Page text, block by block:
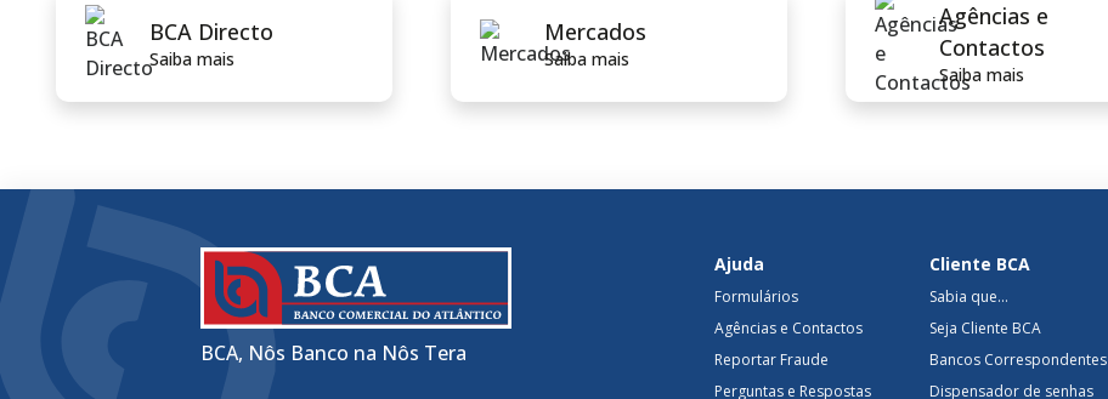
BCA Directo
Saiba mais
Mercados
Saiba mais
Agências e
Contactos
Saiba mais
BCA, Nôs Banco na Nôs Tera
Ajuda
Formulários
Agências e Contactos
Reportar Fraude
Perguntas e Respostas
Cliente BCA
Sabia que...
Seja Cliente BCA
Bancos Correspondentes
Dispensador de senhas